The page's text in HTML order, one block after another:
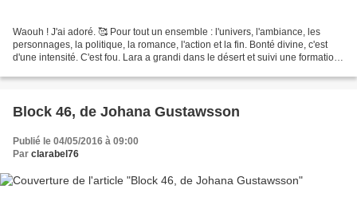
Waouh ! J'ai adoré. 🥰 Pour tout un ensemble : l'univers, l'ambiance, les
personnages, la politique, la romance, l'action et la fin. Bonté divine, c'est
d'une intensité. C'est fou. Lara a grandi dans le désert et suivi une formation
Block 46, de Johana Gustawsson
Publié le 04/05/2016 à 09:00
Par clarabel76